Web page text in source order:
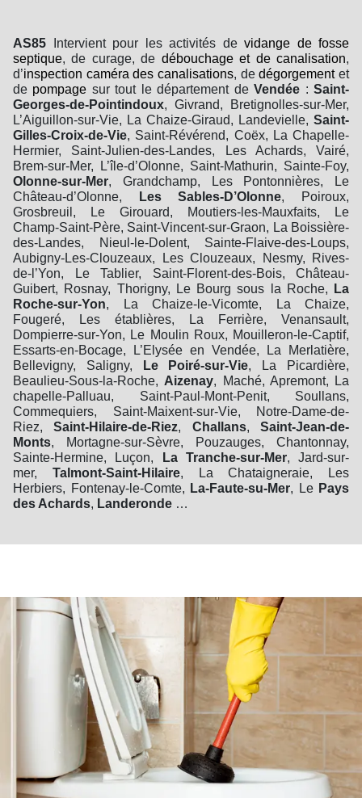
AS85 Intervient pour les activités de vidange de fosse
septique, de curage, de débouchage et de canalisation,
d’inspection caméra des canalisations, dedégorgementet
de pompage sur tout le département deVendée :Saint-
Georges-de-Pointindoux, Givrand, Bretignolles-sur-Mer,
L’Aiguillon-sur-Vie, La Chaize-Giraud, Landevielle, Saint-
Gilles-Croix-de-Vie, Saint-Révérend, Coëx, La Chapelle-
Hermier, Saint-Julien-des-Landes, Les Achards, Vairé,
Brem-sur-Mer, L’île-d’Olonne, Saint-Mathurin, Sainte-Foy,
Olonne-sur-Mer, Grandchamp, Les Pontonnières, Le
Château-d’Olonne,
Les Sables-D’Olonne, Poiroux,
Grosbreuil, Le Girouard, Moutiers-les-Mauxfaits, Le
Champ-Saint-Père, Saint-Vincent-sur-Graon, La Boissière-
des-Landes, Nieul-le-Dolent, Sainte-Flaive-des-Loups,
Aubigny-Les-Clouzeaux, Les Clouzeaux, Nesmy, Rives-
de-l’Yon, Le Tablier, Saint-Florent-des-Bois, Château-
Guibert, Rosnay, Thorigny, Le Bourg sous la Roche,
La
Roche-sur-Yon, La Chaize-le-Vicomte, La Chaize,
Fougeré, Les établières, La Ferrière, Venansault,
Dompierre-sur-Yon, Le Moulin Roux, Mouilleron-le-Captif,
Essarts-en-Bocage, L’Elysée en Vendée, La Merlatière,
Bellevigny, Saligny,
Le Poiré-sur-Vie, La Picardière,
Beaulieu-Sous-la-Roche, Aizenay, Maché, Apremont, La
chapelle-Palluau, Saint-Paul-Mont-Penit, Soullans,
Commequiers, Saint-Maixent-sur-Vie, Notre-Dame-de-
Riez,Saint-Hilaire-de-Riez, Challans,Saint-Jean-de-
Monts, Mortagne-sur-Sèvre, Pouzauges, Chantonnay,
Sainte-Hermine, Luçon,
La Tranche-sur-Mer, Jard-sur-
mer, Talmont-Saint-Hilaire, La Chataigneraie, Les
Herbiers, Fontenay-le-Comte, La-Faute-su-Mer, Le Pays
des Achards, Landeronde …